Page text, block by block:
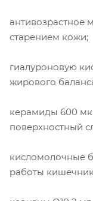
антивозрастное
старением кожи;
гиалуроновую
жирового
керамиды 600
поверхностный
кисломолочные
работы